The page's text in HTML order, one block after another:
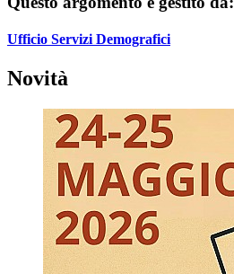
Ufficio Servizi Demografici
Novità